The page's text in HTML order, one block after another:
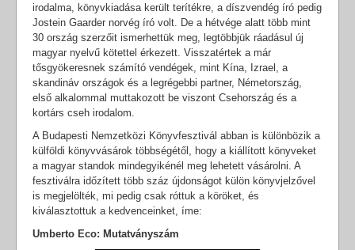
irodalma, könyvkiadása került terítékre, a díszvendég író pedig
Jostein Gaarder norvég író volt. De a hétvége alatt több mint
30 ország szerzőit ismerhettük meg, legtöbbjük ráadásul új
magyar nyelvű kötettel érkezett. Visszatértek a már
tősgyökeresnek számító vendégek, mint Kína, Izrael, a
skandináv országok és a legrégebbi partner, Németország,
első alkalommal muttakozott be viszont Csehország és a
kortárs cseh irodalom.
A Budapesti Nemzetközi Könyvfesztivál abban is különbözik a
külföldi könyvvásárok többségétől, hogy a kiállított könyveket
a magyar standok mindegyikénél meg lehetett vásárolni. A
fesztiválra időzített több száz újdonságot külön könyvjelzővel
is megjelölték, mi pedig csak róttuk a köröket, és
kiválasztottuk a kedvenceinket, íme:
Umberto Eco: Mutatványszám